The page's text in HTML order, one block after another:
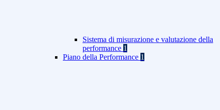
Sistema di misurazione e valutazione della
performance 1
Piano della Performance 1